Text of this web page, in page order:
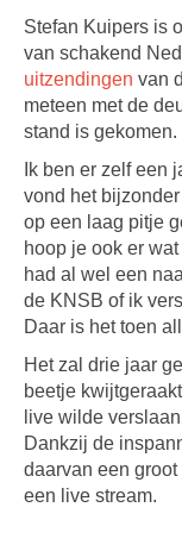
Stefan Kuipers is
van schakend
uitzendingen van
meteen met de
stand is gekomen.
Ik ben er zelf een
vond het
op een laag pitje
hoop je ook er
had al wel een
de KNSB of ik
Daar is het toen
Het zal drie jaar
beetje
live wilde
Dankzij de
daarvan een
een live stream.